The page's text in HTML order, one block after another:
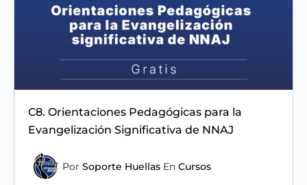
C8. Orientaciones Pedagógicas para la
Evangelización Significativa de NNAJ
Por Soporte Huellas En Cursos